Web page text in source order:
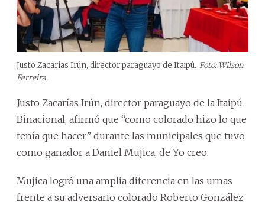
Justo Zacarías Irún, director paraguayo de Itaipú. Foto: Wilson
Ferreira.
Justo Zacarías Irún, director paraguayo de la Itaipú
Binacional, afirmó que “como colorado hizo lo que
tenía que hacer” durante las municipales que tuvo
como ganador a Daniel Mujica, de Yo creo.
Mujica logró una amplia diferencia en las urnas
frente a su adversario colorado Roberto González